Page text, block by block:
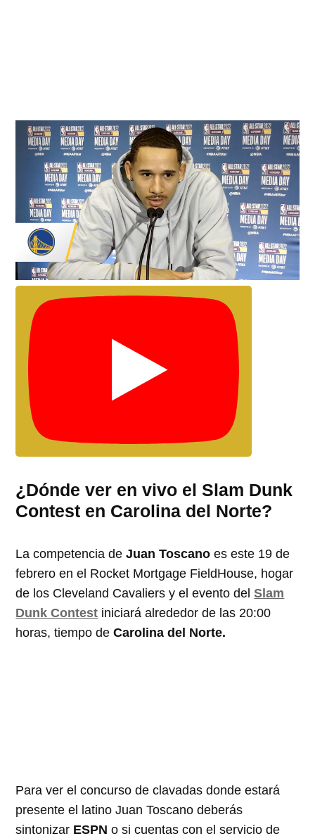
¿Dónde ver en vivo el Slam Dunk
Contest en Carolina del Norte?
La competencia deJuan Toscanoes este 19 de
febrero en el Rocket Mortgage FieldHouse, hogar
de los Cleveland Cavaliers y el evento delSlam
Dunk Contest iniciará alrededor de las 20:00
horas, tiempo deCarolina del Norte.
Para ver el concurso de clavadas donde estará
presente el latino Juan Toscano deberás
sintonizar ESPN o si cuentas con el servicio de